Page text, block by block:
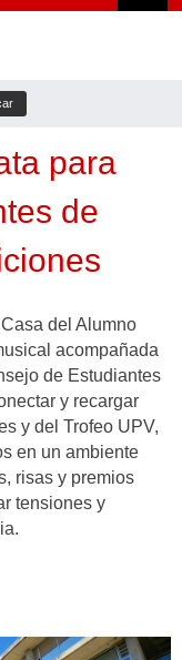
para
de
del Alumno
acompañada
de Estudiantes
y recargar
y del Trofeo UPV,
en un ambiente
risas y premios
tensiones y